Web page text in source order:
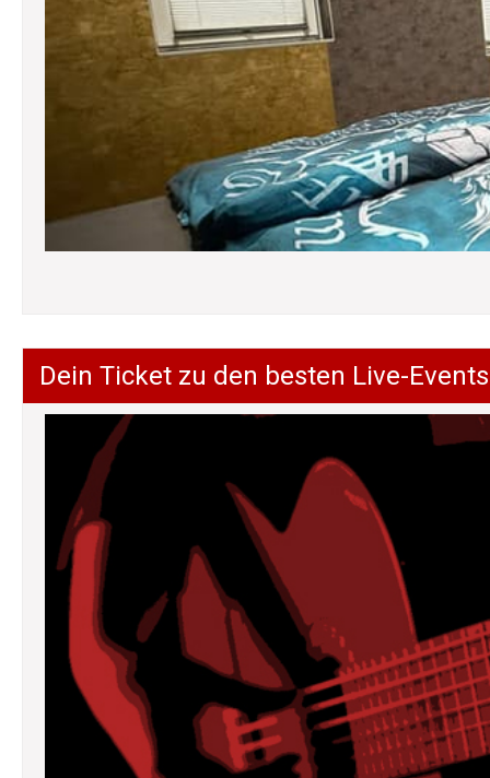
Dein Ticket zu den besten Live-Events